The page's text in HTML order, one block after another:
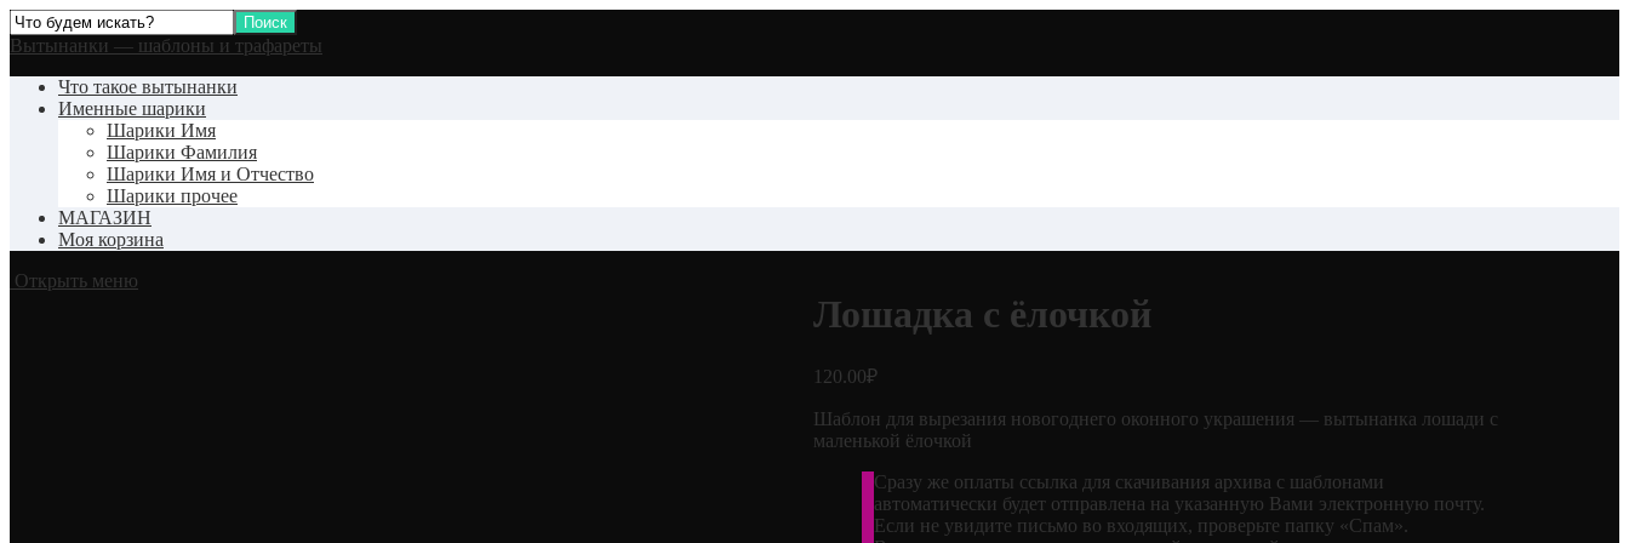
Вытынанки — шаблоны и трафареты
Что такое вытынанки
Именные шарики
Шарики Имя
Шарики Фамилия
Шарики Имя и Отчество
Шарики прочее
МАГАЗИН
Моя корзина
Открыть меню
Лошадка с ёлочкой
120.00₽
Шаблон для вырезания новогоднего оконного украшения — вытынанка лошади с
маленькой ёлочкой
Сразу же оплаты ссылка для скачивания архива с шаблонами
автоматически будет отправлена на указанную Вами электронную почту.
Если не увидите письмо во входящих, проверьте папку «Спам».